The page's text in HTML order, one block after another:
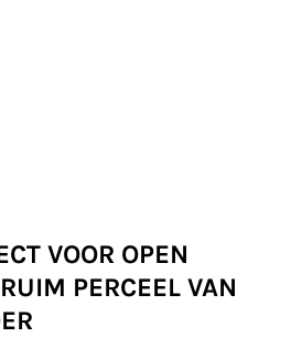
VOOR OPEN
PERCEEL VAN